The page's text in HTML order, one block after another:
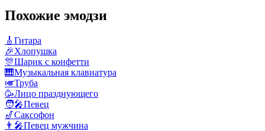
Похожие эмодзи
🎸 Гитара
🎉Хлопушка
🎊Шарик с конфетти
🎹Музыкальная клавиатура
🎺Труба
🥳Лицо празднующего
🧑‍🎤Певец
🎷Саксофон
👨‍🎤Певец мужчина